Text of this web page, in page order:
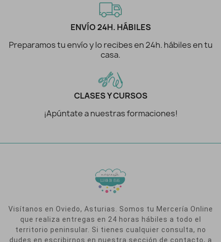
ENVÍO 24H. HÁBILES
Preparamos tu envío y lo recibes en 24h. hábiles en tu
casa.
CLASES Y CURSOS
¡Apúntate a nuestras formaciones!
Visítanos en Oviedo, Asturias. Somos tu Mercería Online
que realiza entregas en 24 horas hábiles a todo el
territorio peninsular. Si tienes cualquier consulta, no
dudes en escribirnos en nuestra sección de contacto, a